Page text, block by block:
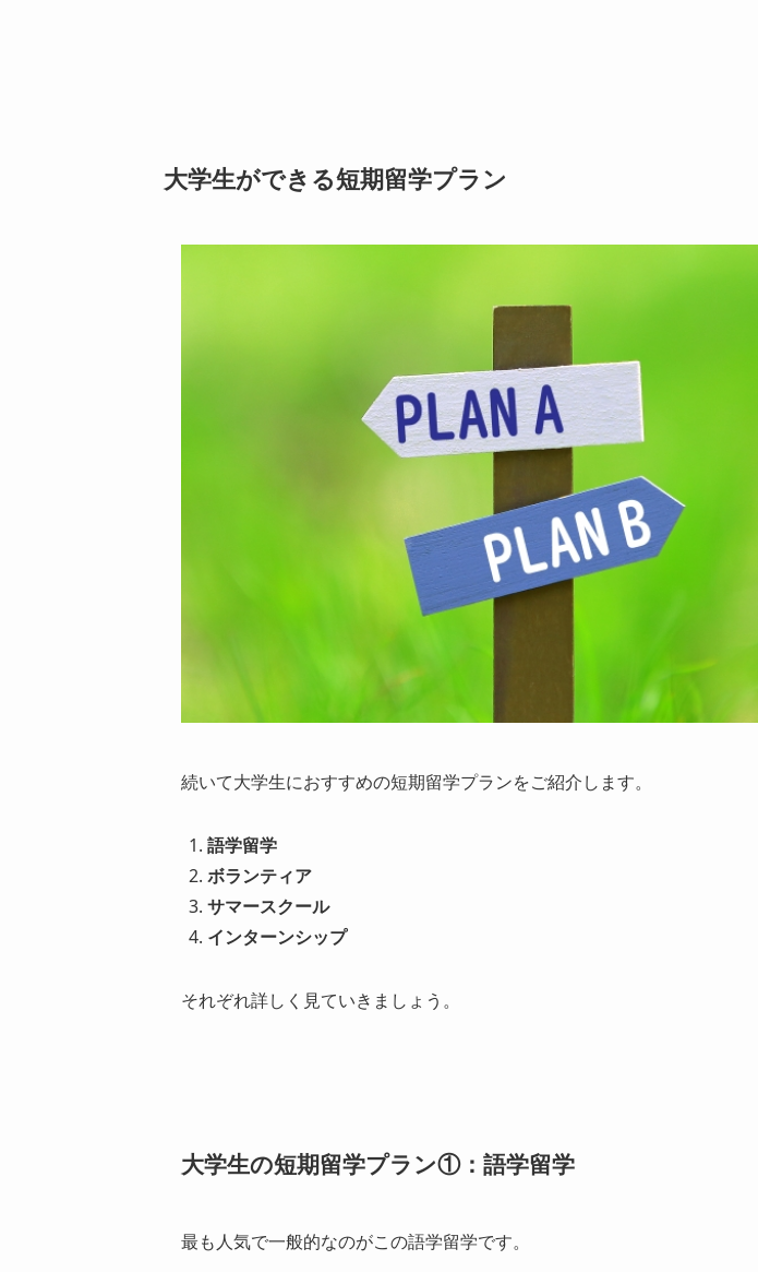
大学生ができる短期留学プラン
続いて大学生におすすめの短期留学プランをご紹介します。
語学留学
ボランティア
サマースクール
インターンシップ
それぞれ詳しく見ていきましょう。
大学生の短期留学プラン①：語学留学
最も人気で一般的なのがこの語学留学です。